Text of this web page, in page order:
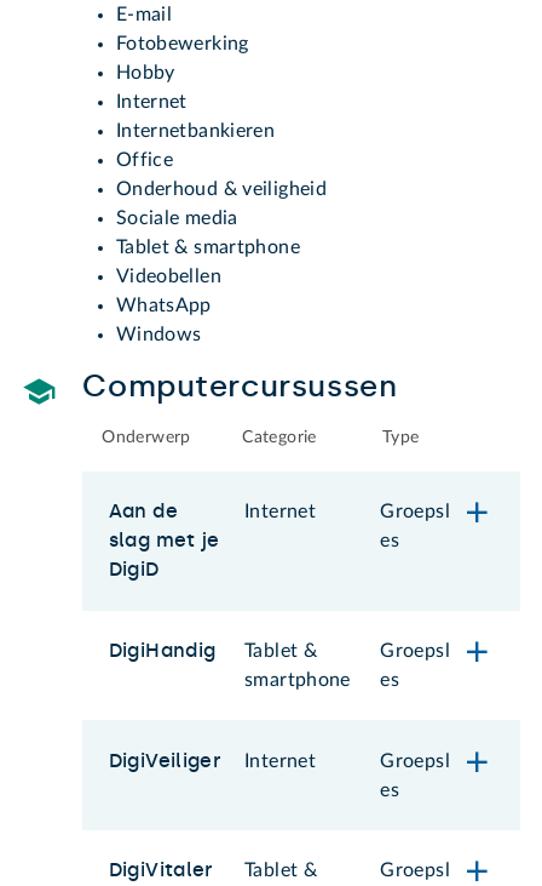
E-mail
Fotobewerking
Hobby
Internet
Internetbankieren
Office
Onderhoud & veiligheid
Sociale media
Tablet & smartphone
Videobellen
WhatsApp
Windows
Computercursussen
Onderwerp Categorie Type
Aan de
slag met je
DigiD
Internet
Groepsl
es
DigiHandig
Tablet &
smartphone
Groepsl
es
DigiVeiliger Internet
Groepsl
es
DigiVitaler Tablet & Groepsl